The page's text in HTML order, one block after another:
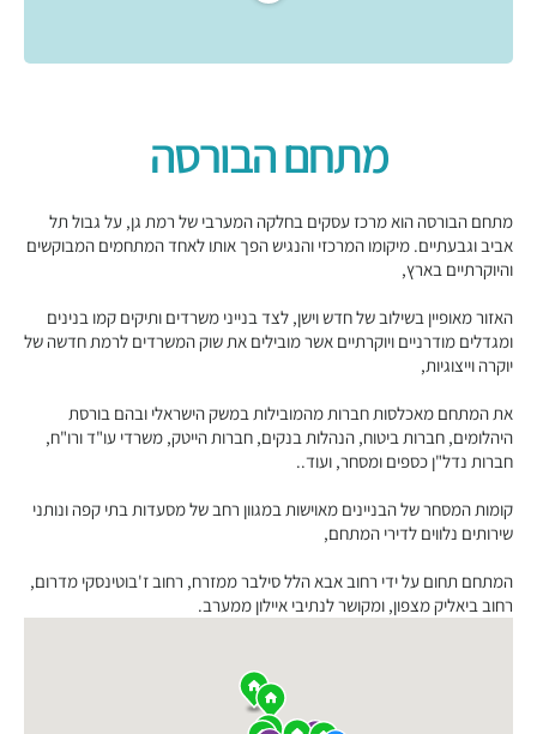
מתחם הבורסה
מתחם הבורסה הוא מרכז עסקים בחלקה המערבי של רמת גן, על גבול תל
אביב וגבעתיים. מיקומו המרכזי והנגיש הפך אותו לאחד המתחמים המבוקשים
והיוקרתיים בארץ,
האזור מאופיין בשילוב של חדש וישן, לצד בנייני משרדים ותיקים קמו בנינים
ומגדלים מודרניים ויוקרתיים אשר מובילים את שוק המשרדים לרמת חדשה של
יוקרה וייצוגיות,
את המתחם מאכלסות חברות מהמובילות במשק הישראלי ובהם בורסת
היהלומים, חברות ביטוח, הנהלות בנקים, חברות הייטק, משרדי עו"ד ורו"ח,
חברות נדל"ן כספים ומסחר, ועוד..
קומות המסחר של הבניינים מאוישות במגוון רחב של מסעדות בתי קפה ונותני
שירותים נלווים לדירי המתחם,
המתחם תחום על ידי רחוב אבא הלל סילבר ממזרח, רחוב ז'בוטינסקי מדרום,
רחוב ביאליק מצפון, ומקושר לנתיבי איילון ממערב.